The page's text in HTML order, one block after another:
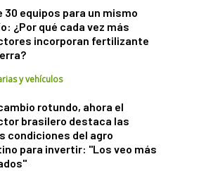
30 equipos para un mismo
¿Por qué cada vez más
incorporan fertilizante
y vehículos
rotundo, ahora el
brasilero destaca las
condiciones del agro
para invertir: "Los veo más